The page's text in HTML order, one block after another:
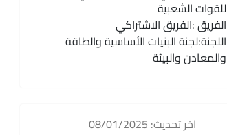
للقوات الشعبية
الفريق :الفريق الاشتراكي
اللجنة:لجنة البنيات الأساسية والطاقة
والمعادن والبيئة
اخر تحديث: 08/01/2025